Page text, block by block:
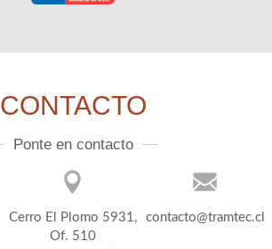
CONTACTO
Ponte en contacto
Cerro El Plomo 5931,
Of. 510
contacto@tramtec.cl